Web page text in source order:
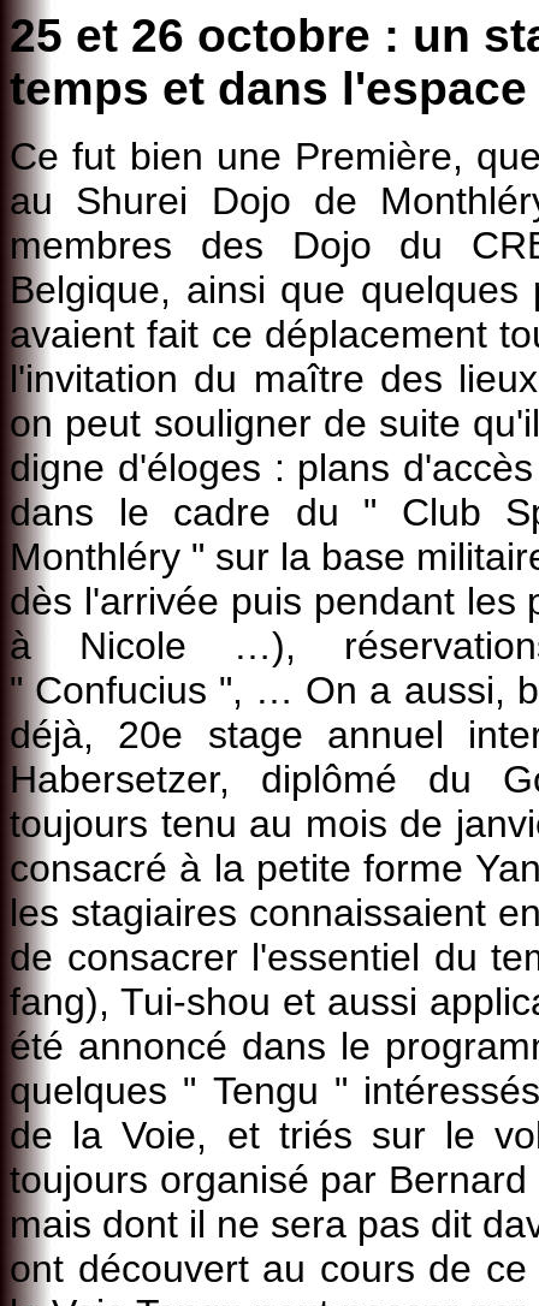
25 et 26 octobre : un
temps et dans l'espace
Ce fut bien une Première,
au Shurei Dojo de
membres des Dojo du
Belgique, ainsi que
avaient fait ce déplacement
l'invitation du maître des
on peut souligner de suite
digne d'éloges : plans
dans le cadre du " Club
Monthléry " sur la base
dès l'arrivée puis pendant les
à Nicole …),
" Confucius ", … On a aussi,
déjà, 20e stage annuel
Habersetzer, diplômé du
toujours tenu au mois de
consacré à la petite forme
les stagiaires connaissaient
de consacrer l'essentiel du
fang), Tui-shou et aussi
été annoncé dans le
quelques " Tengu "
de la Voie, et triés sur le
toujours organisé par
mais dont il ne sera pas dit
ont découvert au cours de